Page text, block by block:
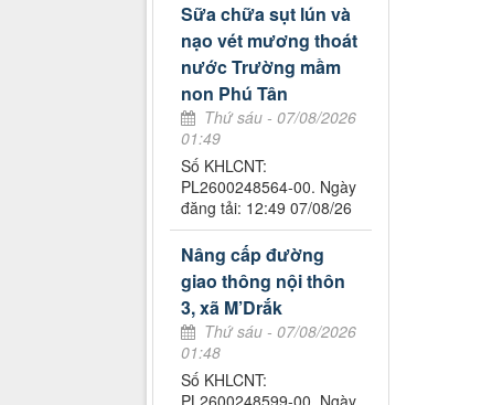
Sữa chữa sụt lún và
nạo vét mương thoát
nước Trường mầm
non Phú Tân
Thứ sáu - 07/08/2026
01:49
Số KHLCNT:
PL2600248564-00. Ngày
đăng tải: 12:49 07/08/26
Nâng cấp đường
giao thông nội thôn
3, xã M’Drắk
Thứ sáu - 07/08/2026
01:48
Số KHLCNT: